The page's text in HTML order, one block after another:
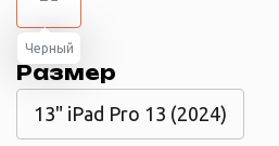
Черный
Размер
13" iPad Pro 13 (2024)